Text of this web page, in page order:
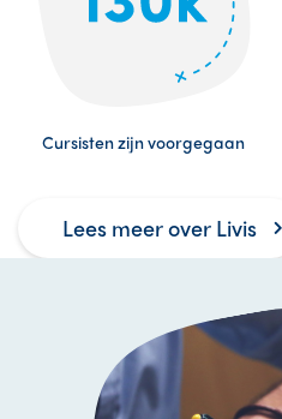
Cursisten zijn voorgegaan
Lees meer over Livis